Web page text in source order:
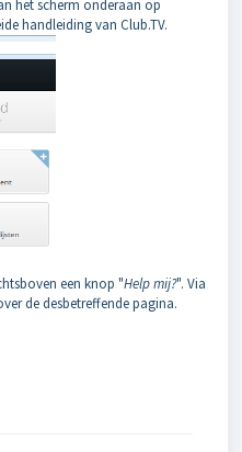
het scherm onderaan op
handleiding van Club.TV.
een knop "Help mij?". Via
de desbetreffende pagina.